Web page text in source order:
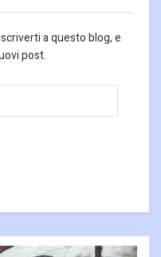
a questo blog, e
post.